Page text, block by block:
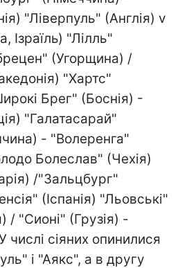
"Ліверпуль" (Англія) v
Ізраїль) "Лілль"
(Угорщина) /
"Хартс"
Брег" (Боснія) -
"Галатасарай"
- "Волеренга"
Болеслав" (Чехія)
/"Зальцбург"
(Іспанія) "Льовські"
/ "Сионі" (Грузія) -
числі сіяних опинилися
і "Аякс", а в другу